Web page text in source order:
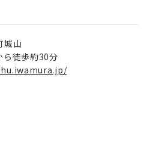
城山
ら徒歩約30分